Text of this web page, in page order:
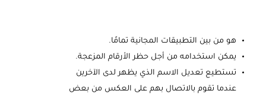
هو من بين التطبيقات المجانية تمامًا.
يمكن استخدامه من أجل حظر الأرقام المزعجة.
تستطيع تعديل الاسم الذي يظهر لدى الآخرين
عندما تقوم بالاتصال بهم على العكس من بعض